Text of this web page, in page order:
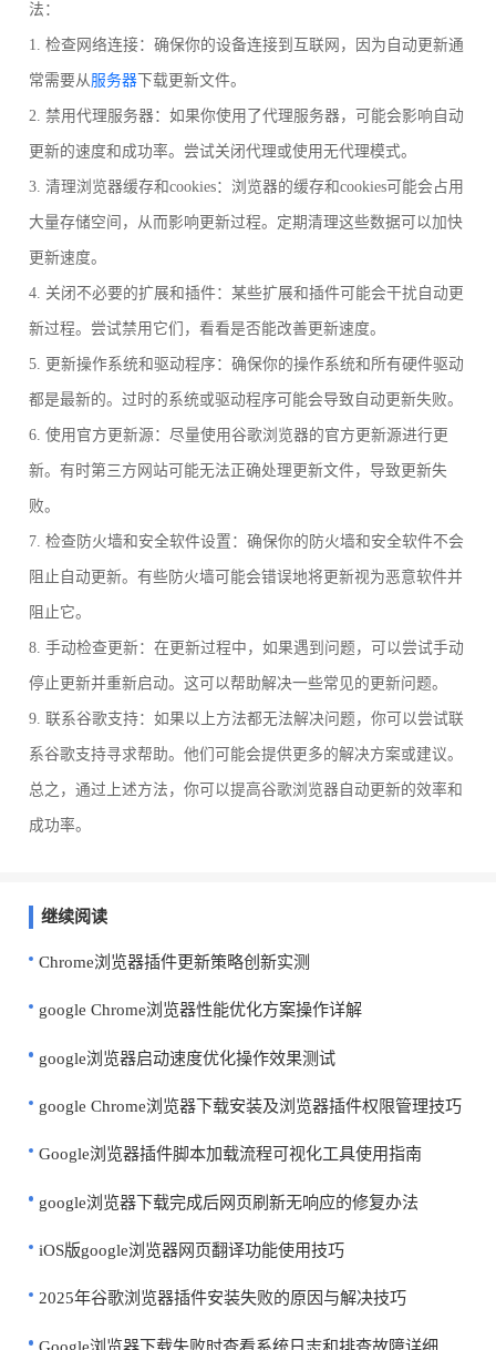
法：
1. 检查网络连接：确保你的设备连接到互联网，因为自动更新通
常需要从服务器下载更新文件。
2. 禁用代理服务器：如果你使用了代理服务器，可能会影响自动
更新的速度和成功率。尝试关闭代理或使用无代理模式。
3. 清理浏览器缓存和cookies：浏览器的缓存和cookies可能会占用
大量存储空间，从而影响更新过程。定期清理这些数据可以加快
更新速度。
4. 关闭不必要的扩展和插件：某些扩展和插件可能会干扰自动更
新过程。尝试禁用它们，看看是否能改善更新速度。
5. 更新操作系统和驱动程序：确保你的操作系统和所有硬件驱动
都是最新的。过时的系统或驱动程序可能会导致自动更新失败。
6. 使用官方更新源：尽量使用谷歌浏览器的官方更新源进行更
新。有时第三方网站可能无法正确处理更新文件，导致更新失
败。
7. 检查防火墙和安全软件设置：确保你的防火墙和安全软件不会
阻止自动更新。有些防火墙可能会错误地将更新视为恶意软件并
阻止它。
8. 手动检查更新：在更新过程中，如果遇到问题，可以尝试手动
停止更新并重新启动。这可以帮助解决一些常见的更新问题。
9. 联系谷歌支持：如果以上方法都无法解决问题，你可以尝试联
系谷歌支持寻求帮助。他们可能会提供更多的解决方案或建议。
总之，通过上述方法，你可以提高谷歌浏览器自动更新的效率和
成功率。
继续阅读
Chrome浏览器插件更新策略创新实测
google Chrome浏览器性能优化方案操作详解
google浏览器启动速度优化操作效果测试
google Chrome浏览器下载安装及浏览器插件权限管理技巧
Google浏览器插件脚本加载流程可视化工具使用指南
google浏览器下载完成后网页刷新无响应的修复办法
iOS版google浏览器网页翻译功能使用技巧
2025年谷歌浏览器插件安装失败的原因与解决技巧
Google浏览器下载失败时查看系统日志和排查故障详细讲解